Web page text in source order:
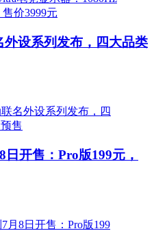
设系列发布，四大品类
开售：Pro版199元，